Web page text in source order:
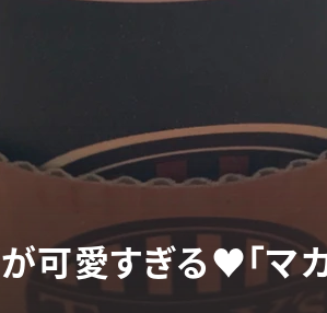
が可愛すぎる♥「マ